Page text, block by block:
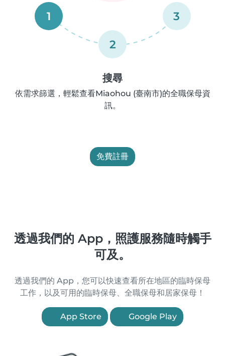
1
2
3
搜尋
依需求篩選，輕鬆查看Miaohou (臺南市)的全職保母資
訊。
免費註冊
透過我們的 App，照護服務隨時觸手
可及。
透過我們的 App，您可以快速查看所在地區的臨時保母
工作，以及可用的臨時保母、全職保母和居家保母！
App Store Google Play